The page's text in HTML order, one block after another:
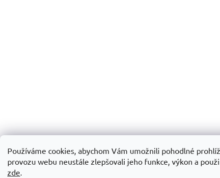
Používáme cookies, abychom Vám umožnili pohodlné
provozu webu neustále zlepšovali jeho funkce, výkon a
zde.